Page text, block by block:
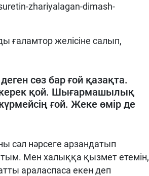
zhariyalagan-dimash-
ғаламтор желісіне салып,
сөз бар ғой қазақта.
керек қой. Шығармашылық
ғой. Жеке өмір де
сәл нәрсеге арзандатып
Мен халыққа қызмет етемін,
араласпаса екен деп